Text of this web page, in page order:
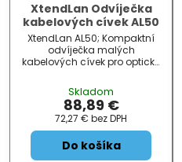
XtendLan Odvíječka
kabelových cívek AL50
XtendLan AL50; Kompaktní
odvíječka malých
kabelových cívek pro optické
nožičky zabezpečují stabilitu
při odvíjení. Lehká hliníková
konstrukce, ocelové
pojezdové válečky s
kuličkovými ložis...
Skladom
88,89 €
72,27 € bez DPH
Do košíka